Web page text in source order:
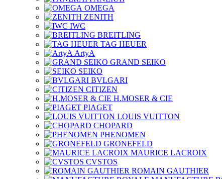
OMEGA
ZENITH
IWC
BREITLING
TAG HEUER
ArtyA
GRAND SEIKO
SEIKO
BVLGARI
CITIZEN
H.MOSER & CIE
PIAGET
LOUIS VUITTON
CHOPARD
PHENOMEN
GRONEFELD
MAURICE LACROIX
CVSTOS
ROMAIN GAUTHIER